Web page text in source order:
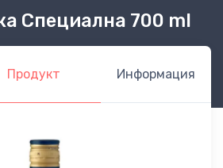
Специална 700 ml
Продукт Информация